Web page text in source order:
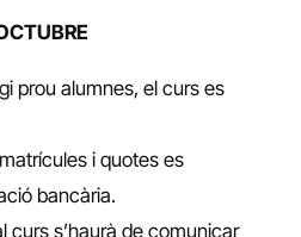
prou alumnes, el curs es
i quotes es
bancària.
curs s’haurà de comunicar